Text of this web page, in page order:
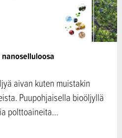
aivan kuten muistakin
Puupohjaisella bioöljyllä
polttoaineita…